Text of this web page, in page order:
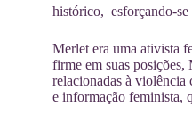
histórico, esforçando-se
Merlet era uma ativista
firme em suas posições,
relacionadas à
e informação feminista,